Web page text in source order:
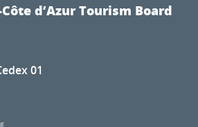
d’Azur Tourism Board
01